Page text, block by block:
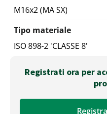
M16x2 (MA SX)
Tipo materiale
ISO 898-2 'CLASSE 8'
Registrati ora per